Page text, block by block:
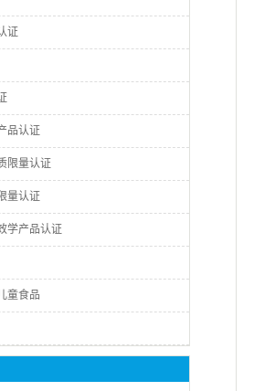
证
品认证
限量认证
量认证
学产品认证
童食品